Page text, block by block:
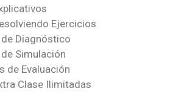
Ejercicios
Diagnóstico
Simulación
de Evaluación
Clase Ilimitadas